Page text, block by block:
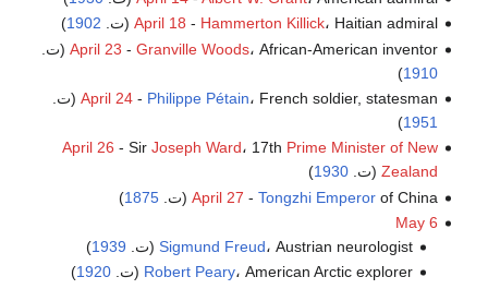
April 18 - Hammerton Killick، Haitian admiral (ت. 1902
)
April 23 - Granville Woods، African-American inventor (ت.
1910
)
April 24- Philippe Pétain، French soldier, statesman (ت.
1951
)
April 26 - Sir Joseph Ward، 17th Prime Minister of New
Zealand (ت.1930
)
April 27 - Tongzhi Emperorof China (ت. 1875
)
May 6
Sigmund Freud، Austrian neurologist (ت. 1939
)
Robert Peary، American Arctic explorer (ت. 1920
)